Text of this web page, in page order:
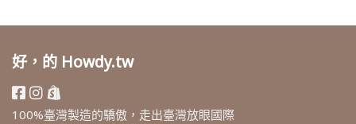
好，的 Howdy.tw
100%臺灣製造的驕傲，走出臺灣放眼國際